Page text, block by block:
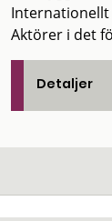
Internationellt
Aktörer i det
Detaljer